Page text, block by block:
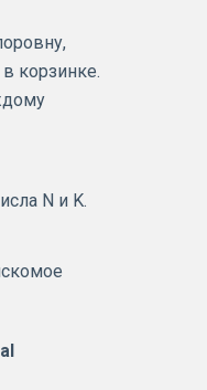
в корзинке.
N и K.